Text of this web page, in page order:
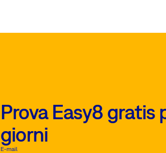
Prova Easy8 gratis
giorni
E-mail